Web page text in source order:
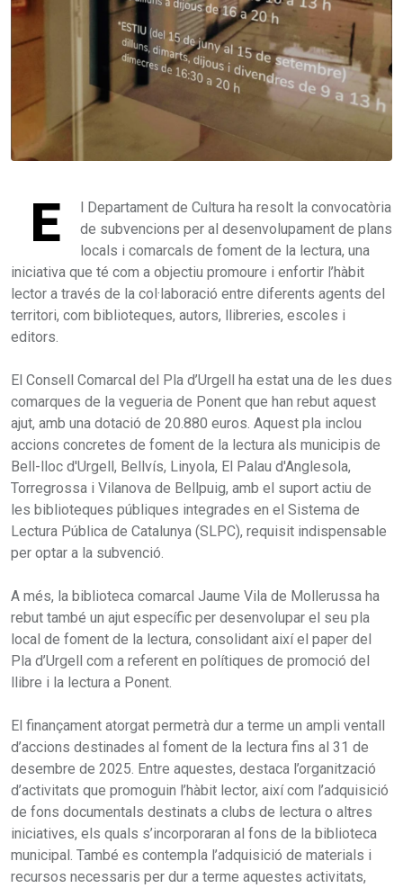
E
l Departament de Cultura ha resolt la convocatòria
de subvencions per al desenvolupament de plans
locals i comarcals de foment de la lectura, una
iniciativa que té com a objectiu promoure i enfortir l’hàbit
lector a través de la col·laboració entre diferents agents del
territori, com biblioteques, autors, llibreries, escoles i
editors.
El Consell Comarcal del Pla d’Urgell ha estat una de les dues
comarques de la vegueria de Ponent que han rebut aquest
ajut, amb una dotació de 20.880 euros. Aquest pla inclou
accions concretes de foment de la lectura als municipis de
Bell-lloc d'Urgell, Bellvís, Linyola, El Palau d'Anglesola,
Torregrossa i Vilanova de Bellpuig, amb el suport actiu de
les biblioteques públiques integrades en el Sistema de
Lectura Pública de Catalunya (SLPC), requisit indispensable
per optar a la subvenció.
A més, la biblioteca comarcal Jaume Vila de Mollerussa ha
rebut també un ajut específic per desenvolupar el seu pla
local de foment de la lectura, consolidant així el paper del
Pla d’Urgell com a referent en polítiques de promoció del
llibre i la lectura a Ponent.
El finançament atorgat permetrà dur a terme un ampli ventall
d’accions destinades al foment de la lectura fins al 31 de
desembre de 2025. Entre aquestes, destaca l’organització
d’activitats que promoguin l’hàbit lector, així com l’adquisició
de fons documentals destinats a clubs de lectura o altres
iniciatives, els quals s’incorporaran al fons de la biblioteca
municipal. També es contempla l’adquisició de materials i
recursos necessaris per dur a terme aquestes activitats,